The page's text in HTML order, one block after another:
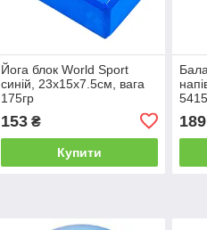
Йога блок World Sport
синій, 23х15х7.5см, вага
175гр
153₴
Купити
189